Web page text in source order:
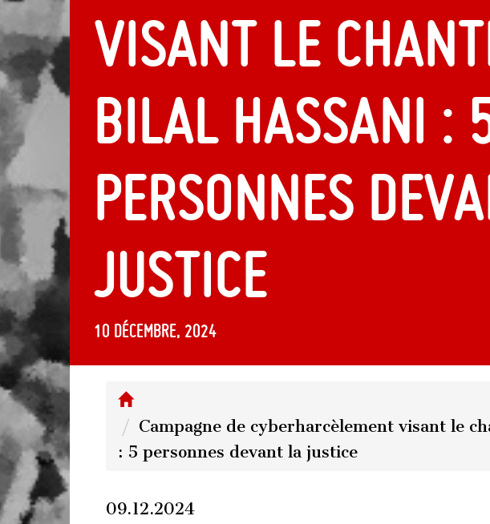
visant le
Bilal Hassani :
personnes
justice
10 décembre, 2024
Campagne de cyberharcèlement visant le
: 5 personnes devant la justice
09.12.2024